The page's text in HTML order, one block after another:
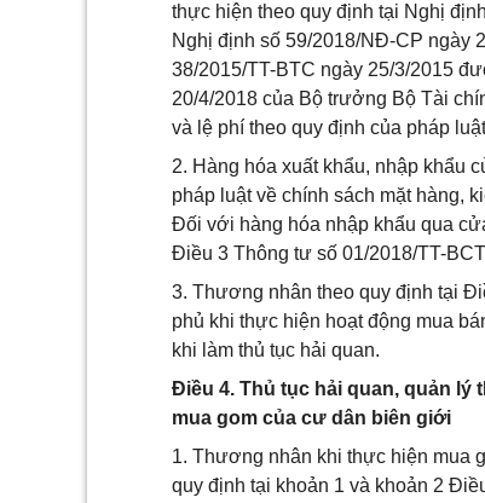
thực hiện theo quy định tại Nghị
Nghị định số 59/2018/NĐ-CP ngày
38/2015/TT-BTC ngày 25/3/2015
20/4/2018 của Bộ trưởng Bộ Tài
và lệ phí theo quy định của pháp
2. Hàng hóa xuất khẩu, nhập khẩu
pháp luật về chính sách mặt hàng,
Đối với hàng hóa nhập khẩu qua
Điều 3 Thông tư số 01/2018/TT-
3. Thương nhân theo quy định tại
phủ khi thực hiện hoạt động mua
khi làm thủ tục hải quan.
Điều 4. Thủ tục hải quan, quản lý
mua gom của cư dân biên giới
1. Thương nhân khi thực hiện mua
quy định tại khoản 1 và khoản 2